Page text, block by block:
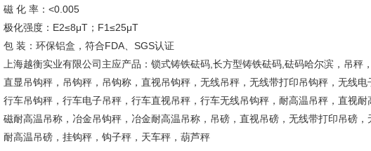
磁 化 率：<0.005
极化强度：E2≤8μT；F1≤25μT
包 装：环保铝盒，符合FDA、SGS认证
上海越衡实业有限公司主应产品：锁式铸铁砝码,长方型铸铁砝码,砝码哈尔滨，吊秤
直显吊钩秤，吊钩秤，吊钩称，直视吊钩秤，无线吊秤，无线带打印吊钩秤，无线电
行车吊钩秤，行车电子吊秤，行车直视吊秤，行车无线吊钩秤，耐高温吊秤，直视
磁耐高温吊称，冶金吊钩秤，冶金耐高温吊称，吊磅，直视吊磅，无线带打印吊磅
耐高温吊磅，挂钩秤，钩子秤，天车秤，葫芦秤